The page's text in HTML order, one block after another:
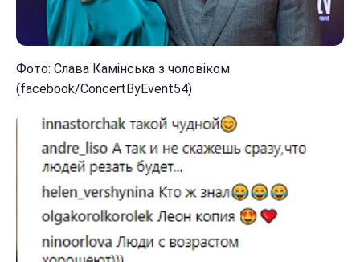
Фото: Слава Камінська з чоловіком
(facebook/ConcertByEvent54)